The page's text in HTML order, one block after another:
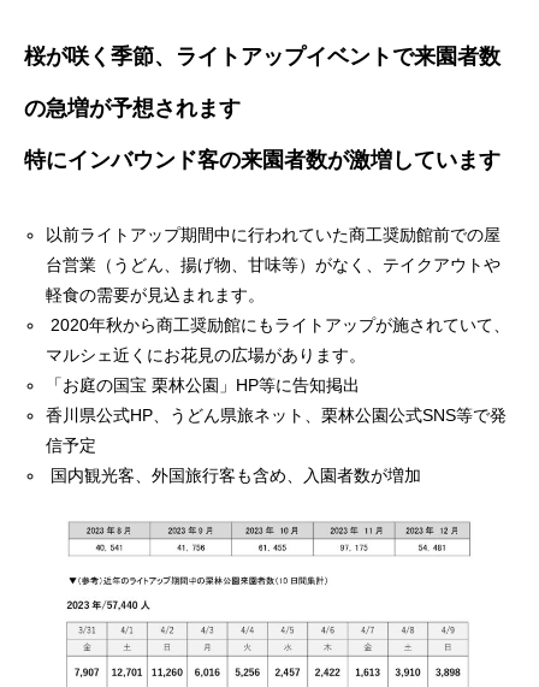
桜が咲く季節、ライトアップイベントで来園者数
の急増が予想されます
特にインバウンド客の来園者数が激増しています
以前ライトアップ期間中に行われていた商工奨励館前での屋
台営業（うどん、揚げ物、甘味等）がなく、テイクアウトや
軽食の需要が見込まれます。
2020年秋から商工奨励館にもライトアップが施されていて、
マルシェ近くにお花見の広場があります。
「お庭の国宝 栗林公園」HP等に告知掲出
香川県公式HP、うどん県旅ネット、栗林公園公式SNS等で発
信予定
国内観光客、外国旅行客も含め、入園者数が増加